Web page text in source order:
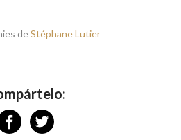
deStéphane Lutier